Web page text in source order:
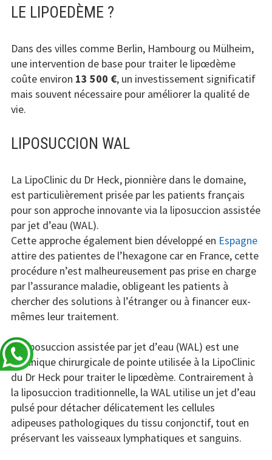
LE LIPOEDÈME ?
Dans des villes comme Berlin, Hambourg ou Mülheim,
une intervention de base pour traiter le lipœdème
coûte environ 13 500 €, un investissement significatif
mais souvent nécessaire pour améliorer la qualité de
vie.
LIPOSUCCION WAL
La LipoClinic du Dr Heck, pionnière dans le domaine,
est particulièrement prisée par les patients français
pour son approche innovante via la liposuccion assistée
par jet d’eau (WAL).
Cette approche également bien développé en Espagne
attire des patientes de l’hexagone car en France, cette
procédure n’est malheureusement pas prise en charge
par l’assurance maladie, obligeant les patients à
chercher des solutions à l’étranger ou à financer eux-
mêmes leur traitement.
La liposuccion assistée par jet d’eau (WAL) est une
technique chirurgicale de pointe utilisée à la LipoClinic
du Dr Heck pour traiter le lipœdème. Contrairement à
la liposuccion traditionnelle, la WAL utilise un jet d’eau
pulsé pour détacher délicatement les cellules
adipeuses pathologiques du tissu conjonctif, tout en
préservant les vaisseaux lymphatiques et sanguins.